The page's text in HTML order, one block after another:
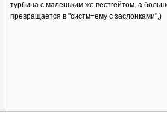
турбина с маленьким же вестгейтом. а
превращается в "систм=ему с заслонками",)